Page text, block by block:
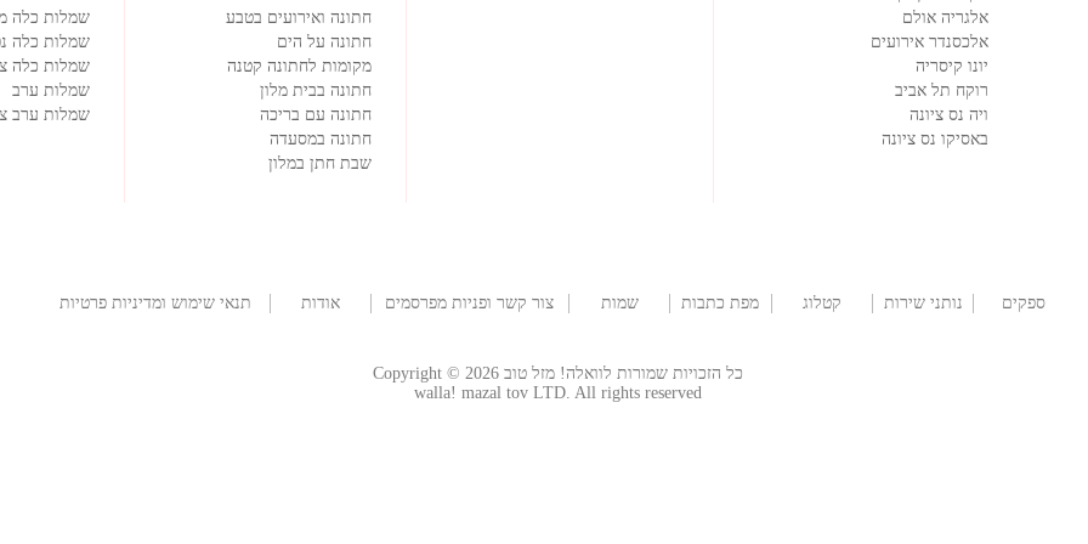
אלגריה אולם
אלכסנדר אירועים
יונו קיסריה
רוקח תל אביב
ויה נס ציונה
באסיקו נס ציונה
חתונה ואירועים בטבע
חתונה על הים
מקומות לחתונה קטנה
חתונה בבית מלון
חתונה עם בריכה
חתונה במסעדה
שבת חתן במלון
שמלות כלה
שמלות כלה
שמלות כלה
שמלות ערב
שמלות ערב
ספקים
נותני שירות
קטלוג
מפת כתבות
שמות
צור קשר ופניות מפרסמים
אודות
תנאי שימוש ומדיניות פרטיות
כל הזכויות שמורות לוואלה! מזל טוב Copyright © 2026
walla! mazal tov LTD. All rights reserved